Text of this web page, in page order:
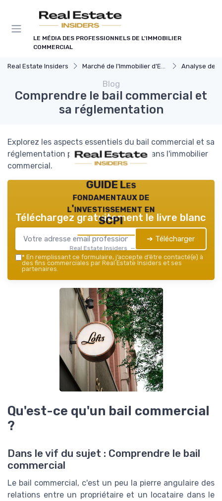
LE MÉDIA DES PROFESSIONNELS DE L'IMMOBILIER
COMMERCIAL
Real Estate Insiders Marché de l'Immobilier d'Entreprise Analyse des
Blog
Comprendre le bail commercial et
sa réglementation
Explorez les aspects essentiels du bail commercial et sa
réglementation pour mieux naviguer dans l'immobilier
commercial.
GUIDE Les
fondamentaux de
l'investissement en
SCPI
Real Estate Insiders — 2026
Téléchargez gratuitement le livre blanc
➔ Télécharger
* En remplissant ce formulaire, j’accepte d’être contacté(e) à
des fins commerciales par Real Estate Insiders et ses
partenaires.
Qu'est-ce qu'un bail commercial
?
Dans le vif du sujet : Comprendre le bail
commercial
Le bail commercial, c'est un peu la pierre angulaire des
relations entre un propriétaire et un locataire dans le